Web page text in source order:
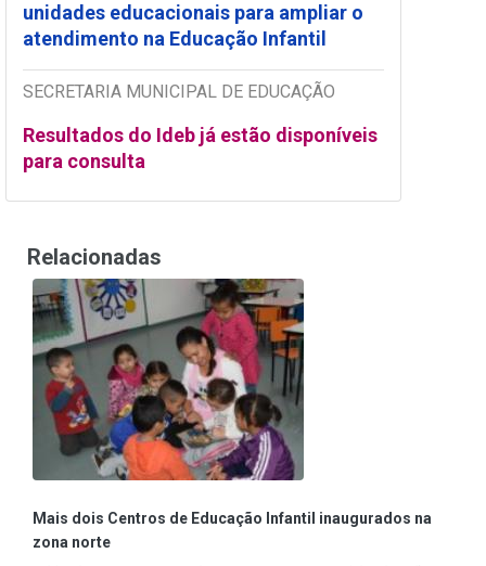
unidades educacionais para ampliar o
atendimento na Educação Infantil
SECRETARIA MUNICIPAL DE EDUCAÇÃO
Resultados do Ideb já estão disponíveis
para consulta
Relacionadas
Mais dois Centros de Educação Infantil inaugurados na
zona norte